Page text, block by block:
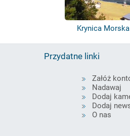
Krynica
Przydatne linki
Załóż
Nadawaj
Dodaj
Dodaj
O nas